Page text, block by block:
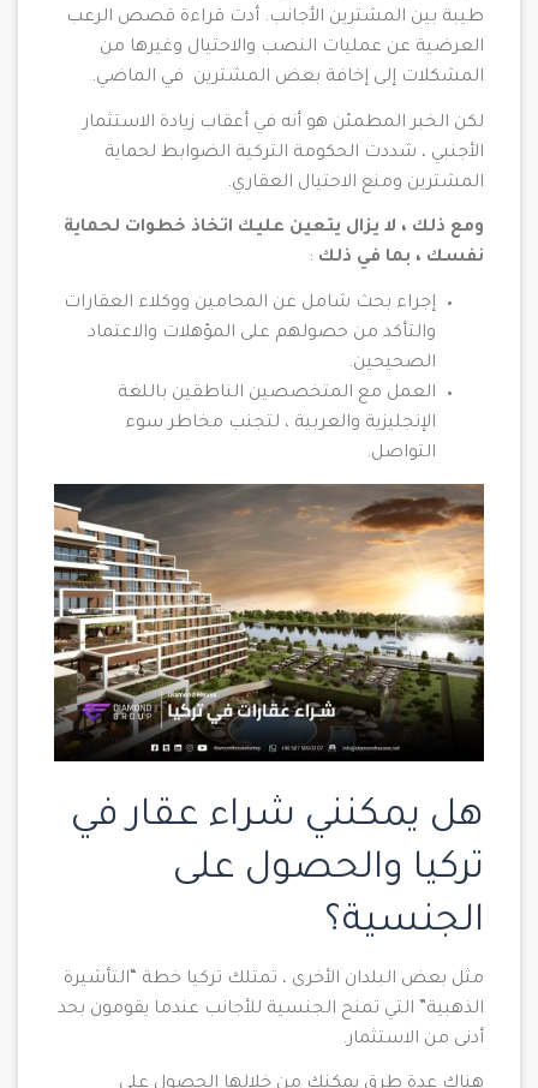
طيبة بين المشترين الأجانب. أدت قراءة قصص الرعب
العرضية عن عمليات النصب والاحتيال وغيرها من
المشكلات إلى إخافة بعض المشترين في الماضي.
لكن الخبر المطمئن هو أنه في أعقاب زيادة الاستثمار
الأجنبي ، شددت الحكومة التركية الضوابط لحماية
المشترين ومنع الاحتيال العقاري.
ومع ذلك ، لا يزال يتعين عليك اتخاذ خطوات لحماية
نفسك ، بما في ذلك :
إجراء بحث شامل عن المحامين ووكلاء العقارات
والتأكد من حصولهم على المؤهلات والاعتماد
الصحيحين.
العمل مع المتخصصين الناطقين باللغة
الإنجليزية والعربية ، لتجنب مخاطر سوء
التواصل.
هل يمكنني شراء عقار في
تركيا والحصول على
الجنسية؟
مثل بعض البلدان الأخرى ، تمتلك تركيا خطة “التأشيرة
الذهبية” التي تمنح الجنسية للأجانب عندما يقومون بحد
أدنى من الاستثمار.